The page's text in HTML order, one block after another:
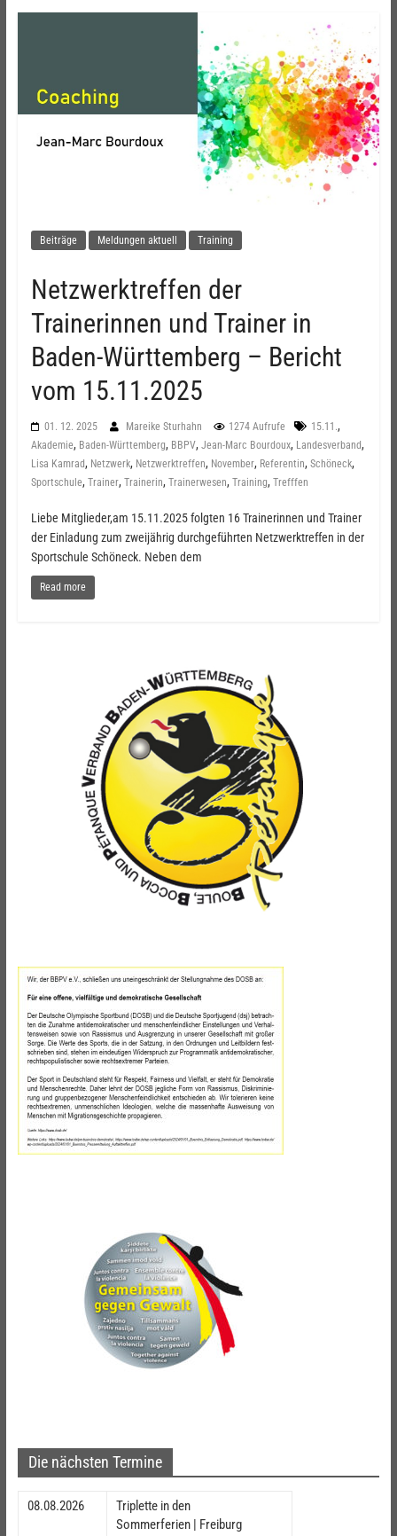
Beiträge Meldungen aktuell Training
Netzwerktreffen der
Trainerinnen und Trainer in
Baden-Württemberg – Bericht
vom 15.11.2025
01. 12. 2025 Mareike Sturhahn 1274 Aufrufe 15.11.,
Akademie, Baden-Württemberg, BBPV, Jean-Marc Bourdoux, Landesverband,
Lisa Kamrad, Netzwerk, Netzwerktreffen, November, Referentin, Schöneck,
Sportschule, Trainer, Trainerin, Trainerwesen, Training, Trefffen
Liebe Mitglieder,am 15.11.2025 folgten 16 Trainerinnen und Trainer
der Einladung zum zweijährig durchgeführten Netzwerktreffen in der
Sportschule Schöneck. Neben dem
Read more
Die nächsten Termine
08.08.2026
Triplette in den
Sommerferien | Freiburg